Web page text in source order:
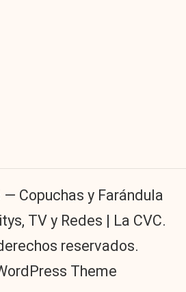
— Copuchas y Farándula
TV y Redes | La CVC.
reservados.
Theme